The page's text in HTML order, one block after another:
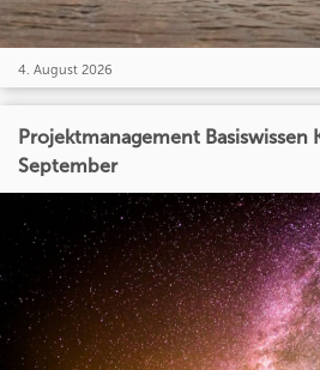
4. August 2026
Projektmanagement Basiswissen
September